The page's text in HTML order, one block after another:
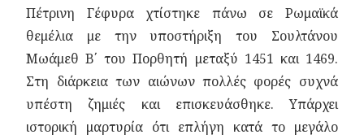
Πέτρινη Γέφυρα χτίστηκε πάνω σε Ρωμαϊκά
θεμέλια με την υποστήριξη του Σουλτάνου
Μωάμεθ Β΄ του Πορθητή μεταξύ 1451 και 1469.
Στη διάρκεια των αιώνων πολλές φορές συχνά
υπέστη ζημιές και επισκευάσθηκε. Υπάρχει
ιστορική μαρτυρία ότι επλήγη κατά το μεγάλο